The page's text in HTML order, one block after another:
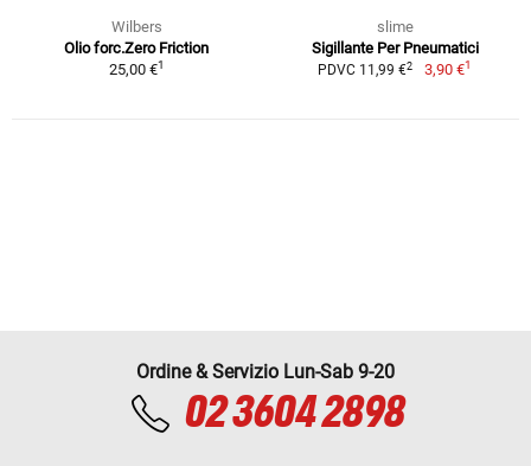
Wilbers
Olio forc.Zero Friction
25,00 €1
slime
Sigillante Per Pneumatici
PDVC 11,99 €2 3,90 €1
Ordine & Servizio Lun-Sab 9-20
02 3604 2898